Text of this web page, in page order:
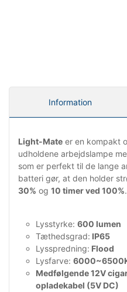
Information
Light-Mate er en kompakt
udholdene arbejdslampe
som er perfekt til de lange
batteri gør, at den holder
30% og 10 timer ved 100%.
Lysstyrke: 600 lumen
Tæthedsgrad: IP65
Lysspredning: Flood
Lysfarve:
Medfølgende 12V
opladekabel (5V DC)